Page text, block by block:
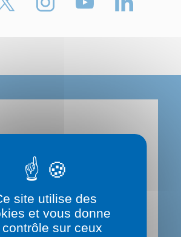
Contactez-nous
869 869 (service gratuit)
site utilise des
et vous donne
contrôle sur ceux